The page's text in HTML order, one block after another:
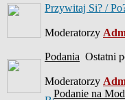
Przywitaj Si? /
Moderatorzy
Podania Ostatni
Moderatorzy
Podanie na